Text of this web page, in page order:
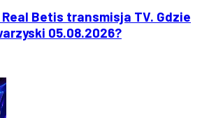
Betis transmisja TV. Gdzie
05.08.2026?